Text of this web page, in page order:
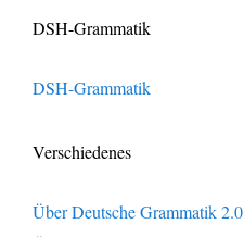
DSH-Grammatik
DSH-Grammatik
Verschiedenes
Über Deutsche Grammatik 2.0